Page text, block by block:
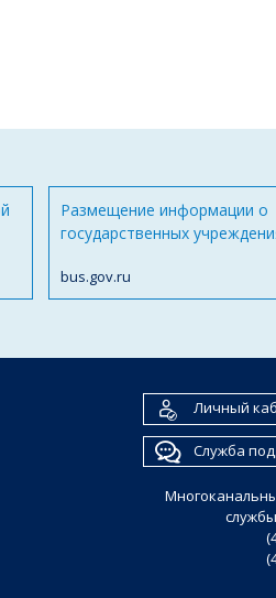
Размещение информации о
государственных
bus.gov.ru
Личный
Служба